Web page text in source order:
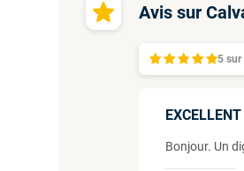
Avis sur
5 sur
EXCELLENT
Bonjour. Un